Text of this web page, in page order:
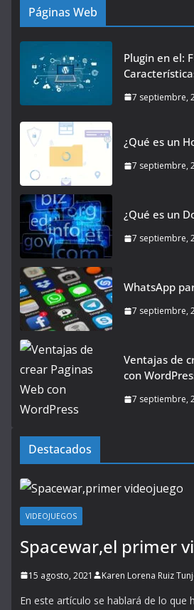
Páginas Web
Plugin en el:
7 septiembre,
¿Qué es un
7 septiembre,
¿Qué es un
7 septiembre,
WhatsApp
7 septiembre,
Ventajas de
con
7 septiembre,
Destacados
VIDEOJUEGOS
Spacewar,el primer
15 agosto, 2021 Karen Lorena Ruiz
En este artículo se hablará de lo que